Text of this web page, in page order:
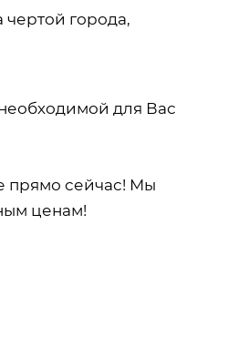
чертой города,
для Вас
прямо сейчас! Мы
ценам!